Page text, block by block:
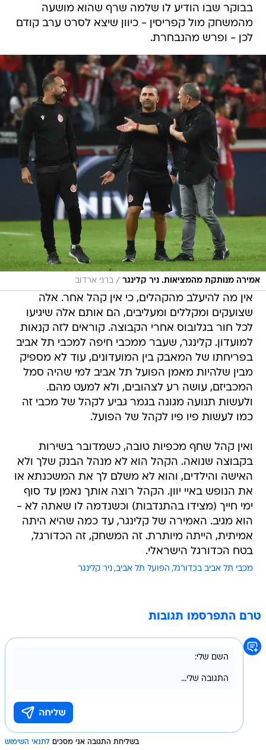
בבוקר שבו הודיע לו שלמה שרף שהוא מושעה
מהמשחק מול קפריסין - כיוון שיצא לסרט ערב קודם
לכן - ופרש מהנבחרת.
אמירה מנותקת מהמציאות. ניר קלינגר / ברני ארדוב
אין מה להיעלב מהקהלים, כי אין קהל אחר. אלה
שצועקים ומקללים ומעליבים, הם אותם אלה שיגיעו
לכל חור בגלובוס אחרי הקבוצה. קוראים לזה קנאות
למועדון. קלינגר, שעבר ממכבי חיפה למכבי תל אביב
בפריחתו של המאבק בין המועדונים, עוד לא מספיק
מבין שלהיות מאמן הפועל תל אביב למי שהיה סמל
המכביזם, עושה רע לצהובים, ולא למעט מהם.
ולעשות תנועה מגונה בגמר גביע לקהל של מכבי זה
כמו לעשות פיו פיו לקהל של הפועל.
ואין קהל שחף מכפיות טובה, כשמדובר בשירות
בקבוצה שנואה. הקהל הוא לא מנהל הבנק שלך ולא
האישה והילדים, והוא לא משלם לך את המשכנתא או
את הנופש באיי יוון. הקהל רוצה אותך נאמן עד סוף
ימי חייך (מצידו בהתנדבות) וכשנדמה לו שאתה לא -
הוא מגיב. האמירה של קלינגר, עד כמה שהיא היתה
אמיתית, הייתה מיותרת. זה המשחק, זה הכדורגל,
בטח הכדורגל הישראלי.
מכבי תל אביב בכדורגל הפועל תל אביב ניר קלינגר
טרם התפרסמו תגובות
בשליחת התגובה אני מסכים לתנאי השימוש